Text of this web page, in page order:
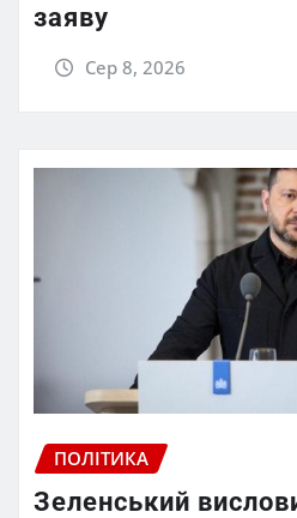
заяву
Сер 8, 2026
ПОЛІТИКА
Зеленський